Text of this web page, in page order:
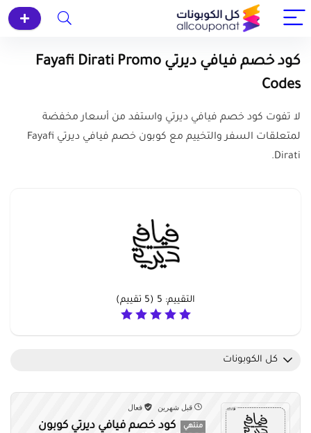
كود خصم فيافي ديرتي Fayafi Dirati Promo
Codes
لا تفوت كود خصم فيافي ديرتي واستفد من أسعار مخفضة
لمتعلقات السفر والتخييم مع كوبون خصم فيافي ديرتي Fayafi
Dirati.
التقييم: 5
(
5 تقييم)
كل الكوبونات
قبل شهرين فعال
منتهي
كود خصم فيافي ديرتي كوبون